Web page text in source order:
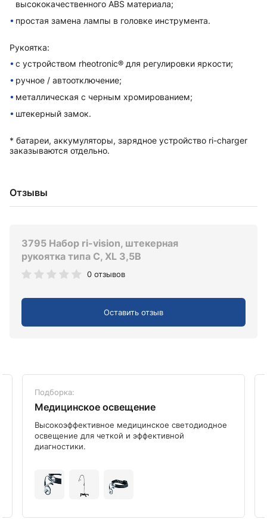
высококачественного ABS материала;
простая замена лампы в головке инструмента.
Рукоятка:
с устройством rheotronic® для регулировки яркости;
ручное / автоотключение;
металлическая с черным хромированием;
штекерный замок.
* батареи, аккумуляторы, зарядное устройство ri-charger
заказываются отдельно.
Отзывы
3795 Набор ri-vision, штекерная
рукоятка типа C, XL 3,5В
0 отзывов
Оставить отзыв
Подборка:
Медицинское освещение
Высокоэффективное медицинское светодиодное
освещение для четкой и эффективной
диагностики.